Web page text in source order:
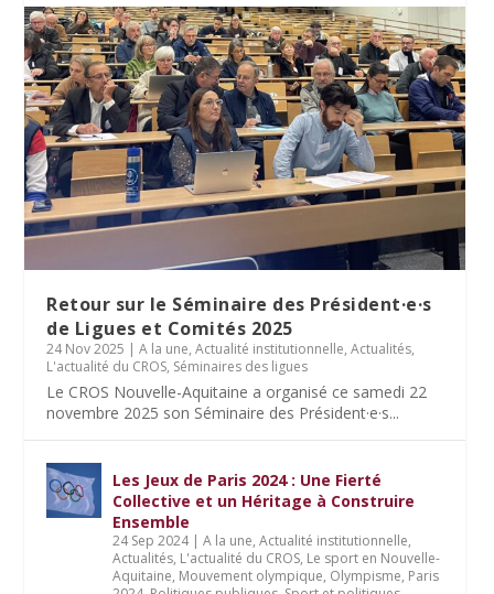
Retour sur le Séminaire des Président·e·s
de Ligues et Comités 2025
24 Nov 2025 |A la une,Actualité institutionnelle,Actualités,
L'actualité du CROS, Séminaires des ligues
Le CROS Nouvelle-Aquitaine a organisé ce samedi 22
novembre 2025 son Séminaire des Président·e·s...
Les Jeux de Paris 2024 : Une Fierté
Collective et un Héritage à Construire
Ensemble
24 Sep 2024|A la une,Actualité institutionnelle,
Actualités, L'actualité du CROS, Le sport en Nouvelle-
Aquitaine, Mouvement olympique, Olympisme, Paris